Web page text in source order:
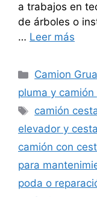
a trabajos en
de árboles o
… Leer más
Categorías
Camion
pluma y camión
Etiquetas
camión
elevador y cesta
camión con
para
poda o